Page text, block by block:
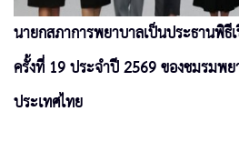
นายกสภาการพยาบาลเป็นประธานพิธี
ครั้งที่ 19 ประจำปี 2569 ของชมรมพ
ประเทศไทย